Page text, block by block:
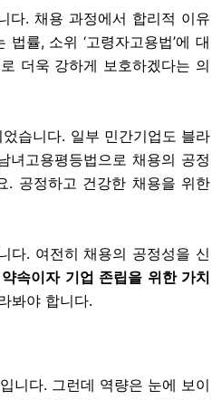
다. 채용 과정에서 합리적 이유
률, 소위 ‘고령자고용법’에 대
더욱 강하게 보호하겠다는 의
습니다. 일부 민간기업도 블라
녀고용평등법으로 채용의 공정
. 공정하고 건강한 채용을 위한
다. 여전히 채용의 공정성을 신
속이자 기업 존립을 위한 가치
봐야 합니다.
입니다. 그런데 역량은 눈에 보이